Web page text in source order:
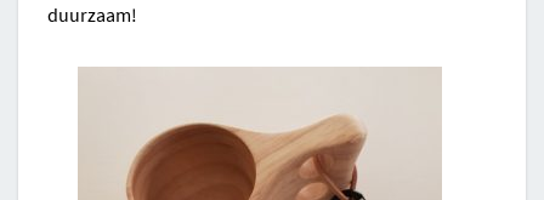
duurzaam!